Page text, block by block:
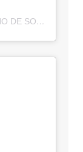
Um post compartilhado por TV TONINHO DE SOUZA (@toninhodesouzamt)